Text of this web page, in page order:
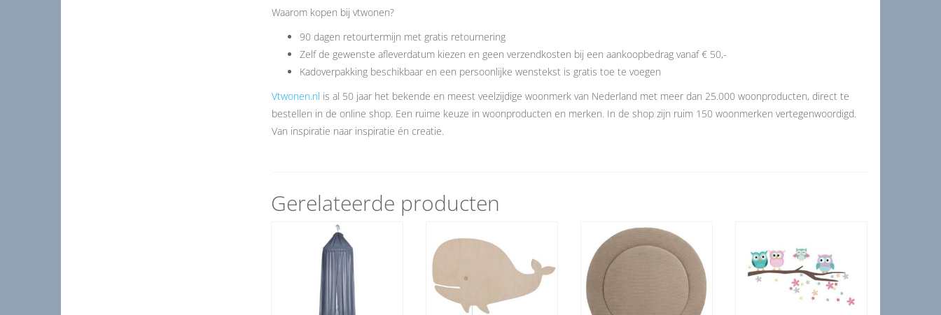
Waarom kopen bij vtwonen?
90 dagen retourtermijn met gratis retournering
Zelf de gewenste afleverdatum kiezen en geen verzendkosten bij een aankoopbedrag vanaf € 50,-
Kadoverpakking beschikbaar en een persoonlijke wenstekst is gratis toe te voegen
Vtwonen.nl is al 50 jaar het bekende en meest veelzijdige woonmerk van Nederland met meer dan 25.000 woonproducten, direct te
bestellen in de online shop. Een ruime keuze in woonproducten en merken. In de shop zijn ruim 150 woonmerken vertegenwoordigd.
Van inspiratie naar inspiratie én creatie.
Gerelateerde producten